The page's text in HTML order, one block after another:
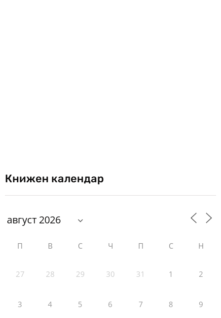
Книжен календар
П В С Ч П С Н
27 28 29 30 31 1 2
3 4 5 6 7 8 9